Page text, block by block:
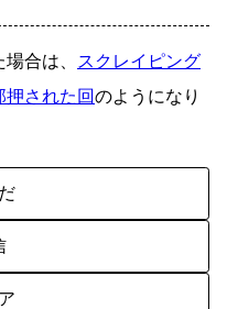
合は、
スクレイピング
された回のようになり